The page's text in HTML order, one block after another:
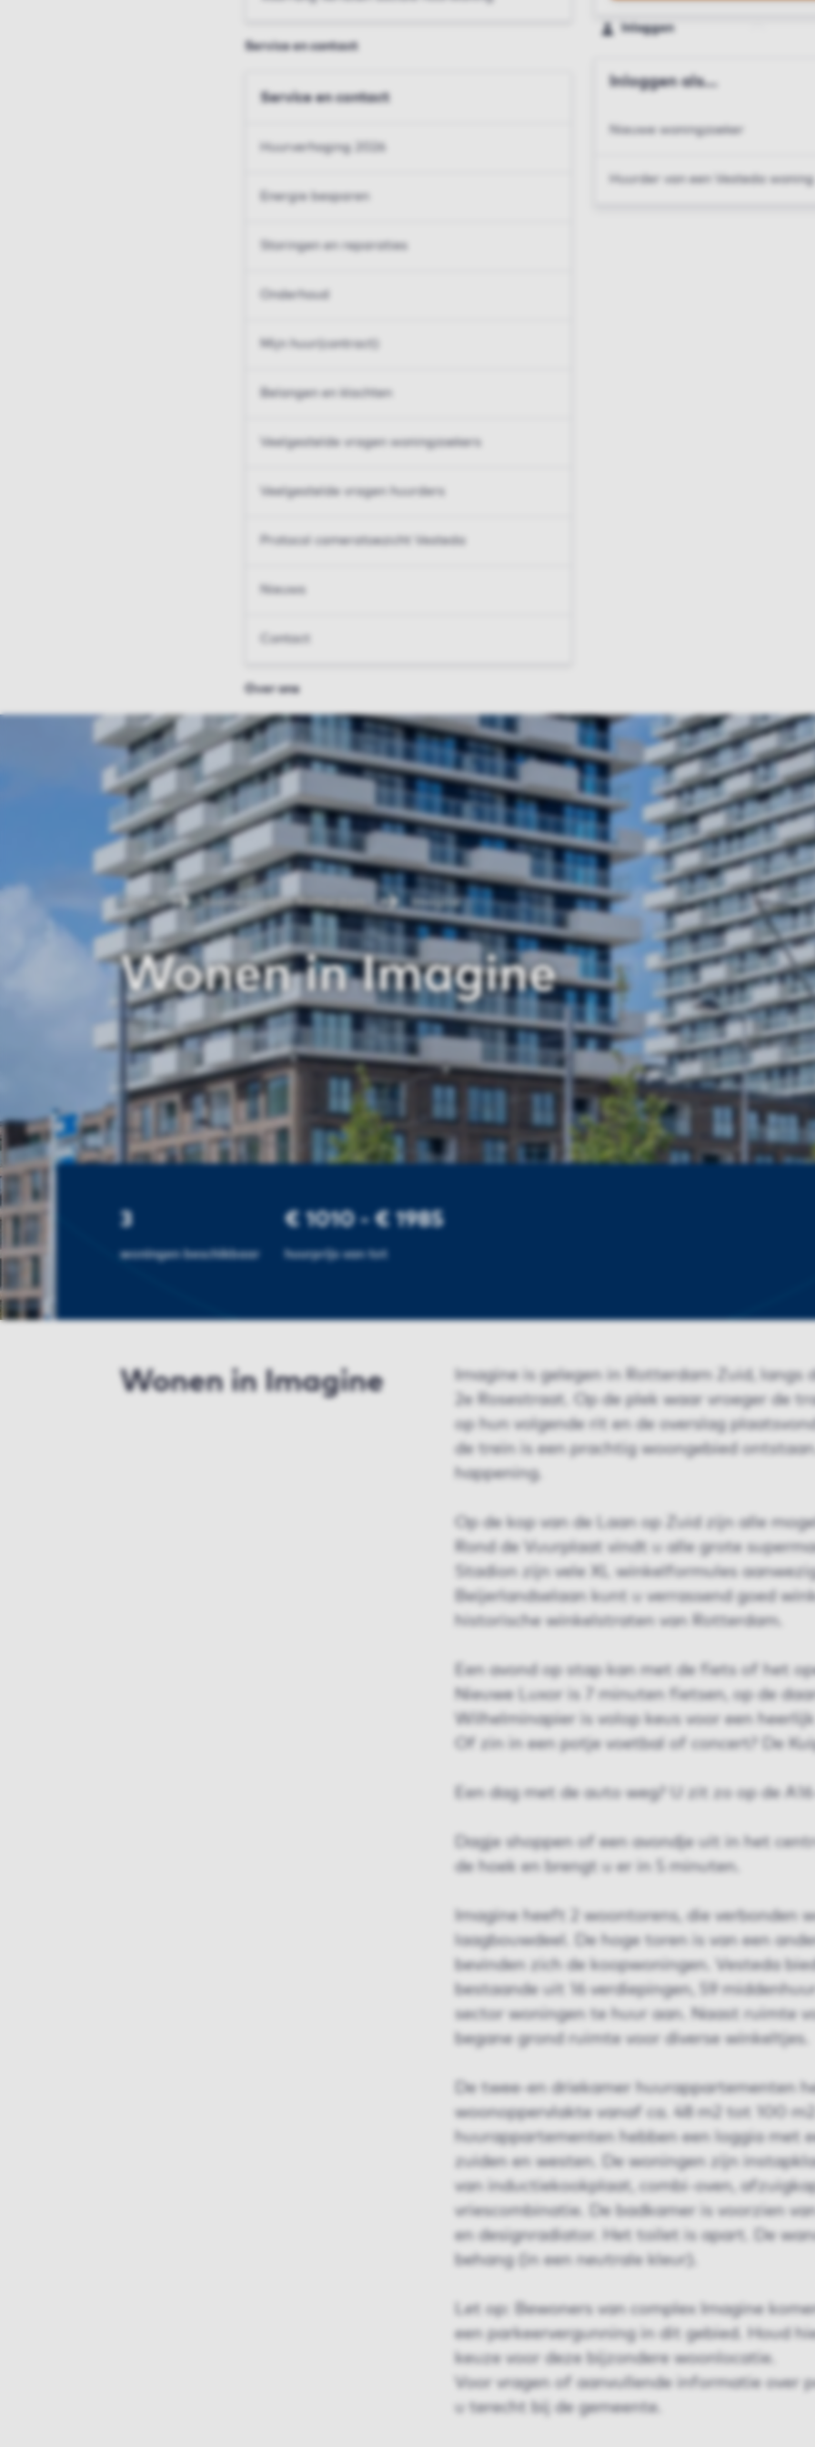
Service en contact
Service en contact
Huurverhoging 2026
Energie besparen
Storingen en reparaties
Onderhoud
Mijn huur(contract)
Belangen en klachten
Veelgestelde vragen woningzoekers
Veelgestelde vragen huurders
Protocol cameratoezicht Vesteda
Nieuws
Contact
Over ons
Inloggen
Inloggen als...
Nieuwe woningzoeker
Huurder van een Vesteda woning
Home Huurwoningen Rotterdam
Wonen in Imagine
3
woningen beschikbaar
€ 1010 - € 1985
huurprijs van tot
Wonen in Imagine
Imagine is gelegen in Rotterdam Zuid, langs
2e Rosestraat. Op de plek waar vroeger de
op hun volgende rit en de overslag
de trein is een prachtig woongebied
happening.
Op de kop van de Laan op Zuid zijn alle
Rond de Vuurplaat vindt u alle grote
Stadion zijn vele XL winkelformules
Beijerlandselaan kunt u verrassend goed
historische winkelstraten van Rotterdam.
Een avond op stap kan met de fiets of het
Nieuwe Luxor is 7 minuten fietsen, op de
Wilhelminapier is volop keus voor een
Of zin in een potje voetbal of concert? De
Een dag met de auto weg? U zit zo op de A16
Dagje shoppen of een avondje uit in het
de hoek en brengt u er in 5 minuten.
Imagine heeft 2 woontorens, die verbonden
laagbouwdeel. De hoge toren is van een
bevinden zich de koopwoningen. Vesteda
bestaande uit 16 verdiepingen, 59
sector woningen te huur aan. Naast ruimte
begane grond ruimte voor diverse winkeltjes.
De twee-en driekamer huurappartementen
woonoppervlakte vanaf ca. 48 m2 tot 100
huurappartementen hebben een loggia met
zuiden en westen. De woningen zijn
van inductiekookplaat, combi-oven,
vriescombinatie. De badkamer is voorzien
en designradiator. Het toilet is apart. De
behang (in een neutrale kleur).
Let op: Bewoners van complex Imagine
een parkeervergunning in dit gebied. Houd
keuze voor deze bijzondere woonlocatie.
Voor vragen of aanvullende informatie over
u terecht bij de gemeente.